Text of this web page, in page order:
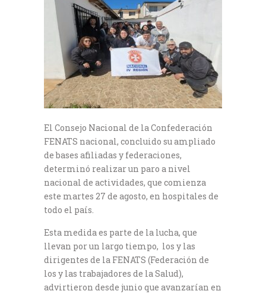
El Consejo Nacional de la Confederación
FENATS nacional, concluido su ampliado
de bases afiliadas y federaciones,
determinó realizar un paro a nivel
nacional de actividades, que comienza
este martes 27 de agosto, en hospitales de
todo el país.
Esta medida es parte de la lucha, que
llevan por un largo tiempo, los y las
dirigentes de la FENATS (Federación de
los y las trabajadores de la Salud),
advirtieron desde junio que avanzarían en